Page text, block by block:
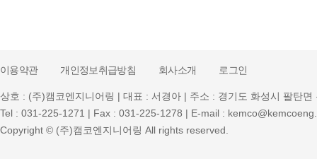
이용약관 개인정보취급방침 회사소개 로그인
상호 : (주)캠코엔지니어링 | 대표 : 서경아 | 주소 : 경기도 화성시 팔탄면
Tel : 031-225-1271 | Fax : 031-225-1278 | E-mail :
Copyright © (주)캠코엔지니어링 All rights reserved.